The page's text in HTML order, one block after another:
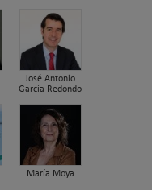
José Antonio
García Redondo
María Moya